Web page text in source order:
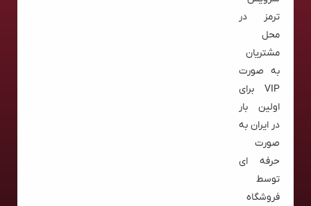
ترمز در
محل
مشتریان
به صورت
VIP برای
اولین بار
در ایران به
صورت
حرفه ای
توسط
فروشگاه